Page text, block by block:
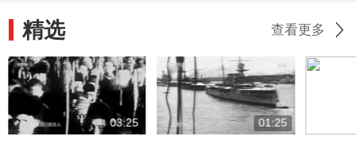
精选 查看更多
03:25 01:25